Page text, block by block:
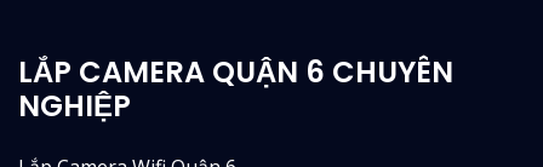
LẮP CAMERA QUẬN 6 CHUYÊN
NGHIỆP